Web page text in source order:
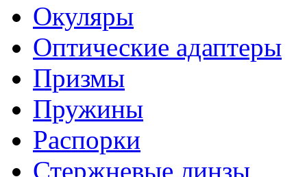
Окуляры
Оптические адаптеры
Призмы
Пружины
Распорки
Стержневые линзы